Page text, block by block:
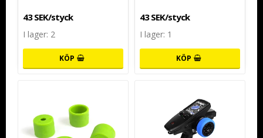
43 SEK/styck
I lager: 2
KÖP
43 SEK/styck
I lager: 1
KÖP